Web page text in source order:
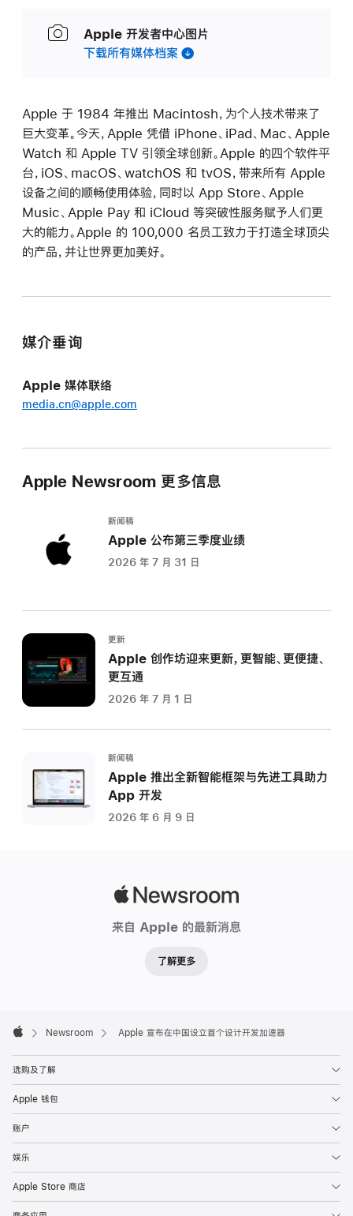
Apple 开发者中心图片
下载所有媒体档案
Apple 于 1984 年推出 Macintosh，为个人技术带来了
巨大变革。今天，Apple 凭借 iPhone、iPad、Mac、Apple
Watch 和 Apple TV 引领全球创新。Apple 的四个软件平
台，iOS、macOS、watchOS 和 tvOS，带来所有 Apple
设备之间的顺畅使用体验，同时以 App Store、Apple
Music、Apple Pay 和 iCloud 等突破性服务赋予人们更
大的能力。Apple 的 100,000 名员工致力于打造全球顶尖
的产品，并让世界更加美好。
媒介垂询
Apple 媒体联络
media.cn@apple.com
Apple Newsroom 更多信息
新闻稿
Apple 公布第三季度业绩
2026 年 7 月 31 日
更新
Apple 创作坊迎来更新，更智能、更便捷、
更互通
2026 年 7 月 1 日
新闻稿
Apple 推出全新智能框架与先进工具助力
App 开发
2026 年 6 月 9 日
来自 Apple 的最新消息
了解更多
Footer

Newsroom Apple 宣布在中国设立首个设计开发加速器
选购及了解
Apple 钱包
账户
娱乐
Apple Store 商店